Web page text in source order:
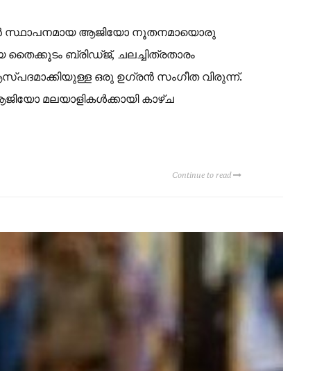
സ്ഥാപനമായ ആജിയോ നൂതനമായൊരു
ബ്രിഡ്ജ്, ചലച്ചിത്രതാരം
ഒരു ഉഗ്രന്‍ സംഗീത വിരുന്ന്.
മലയാളികള്‍ക്കായി കാഴ്ച
Continue to read